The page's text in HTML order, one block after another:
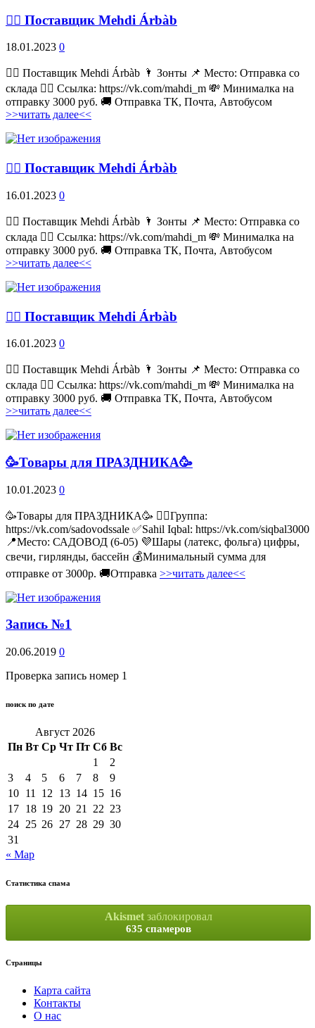
💁‍♂ Поставщик Mehdi Árbàb
18.01.2023 0
💁‍♂ Поставщик Mehdi Árbàb 🌂 Зонты 📌 Место: Отправка со
склада 👉🏻 Ссылка: https://vk.com/mahdi_m 💸 Минималка на
отправку 3000 руб. 🚚 Отправка ТК, Почта, Автобусом
>>читать далее<<
💁‍♂ Поставщик Mehdi Árbàb
16.01.2023 0
💁‍♂ Поставщик Mehdi Árbàb 🌂 Зонты 📌 Место: Отправка со
склада 👉🏻 Ссылка: https://vk.com/mahdi_m 💸 Минималка на
отправку 3000 руб. 🚚 Отправка ТК, Почта, Автобусом
>>читать далее<<
💁‍♂ Поставщик Mehdi Árbàb
16.01.2023 0
💁‍♂ Поставщик Mehdi Árbàb 🌂 Зонты 📌 Место: Отправка со
склада 👉🏻 Ссылка: https://vk.com/mahdi_m 💸 Минималка на
отправку 3000 руб. 🚚 Отправка ТК, Почта, Автобусом
>>читать далее<<
🥳Товары для ПРАЗДНИКА🥳
10.01.2023 0
🥳Товары для ПРАЗДНИКА🥳 👉🏻Группа:
https://vk.com/sadovodssale ✅Sahil Iqbal: https://vk.com/siqbal3000
📍Место: САДОВОД (6-05) 💜Шары (латекс, фольга) цифры,
свечи, гирлянды, бассейн 💰Минимальный сумма для
отправке от 3000р. 🚚Отправка >>читать далее<<
Запись №1
20.06.2019 0
Проверка запись номер 1
поиск по дате
Август 2026
Пн Вт Ср Чт Пт Сб Вс
1
2
3
4 5 6 7 8
9
10 11 12 13 14 15 16
17 18 19 20 21 22 23
24 25 26 27 28 29 30
31
« Мар
Статистика спама
Akismetзаблокировал
635 спамеров
Страницы
Карта сайта
Контакты
О нас